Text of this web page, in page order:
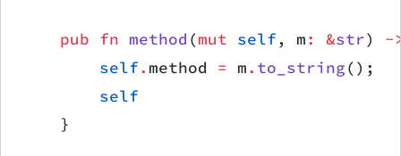
    pub
fn method (mut self, m: &str) -
        self
. method = m. to_string();
        self
    }